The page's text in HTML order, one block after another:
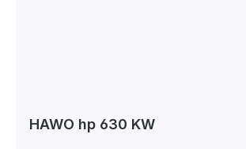
HAWO hp 630 KW